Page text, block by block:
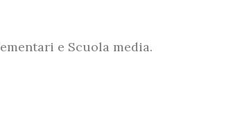
e Scuola media.